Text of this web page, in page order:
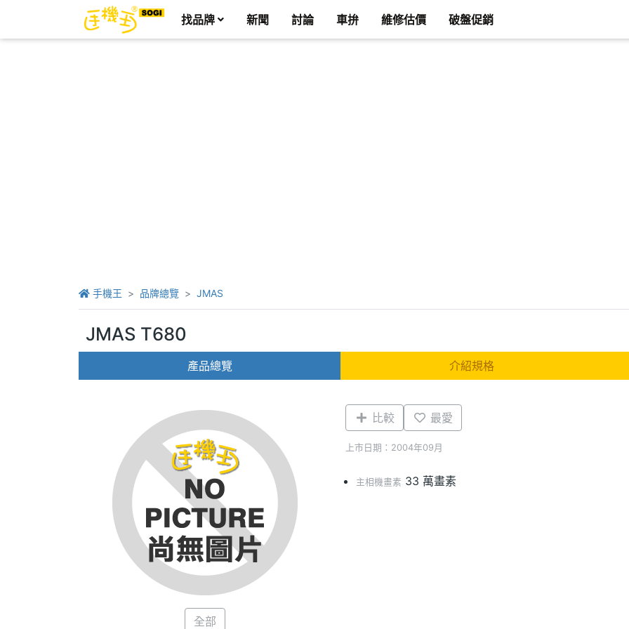
找品牌 新聞 討論 車拚 維修估價 破盤促銷
手機王 品牌總覽 JMAS
JMAS T680
產品總覽 介紹規格
全部
比較 最愛
上市日期：2004年09月
主相機畫素 33 萬畫素